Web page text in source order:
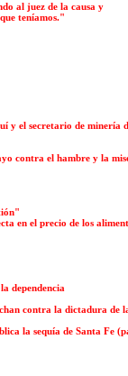
al juez de la causa y
teníamos."
y el secretario de minería
contra el hambre y la
en el precio de los
dependencia
contra la dictadura de
la sequía de Santa Fe